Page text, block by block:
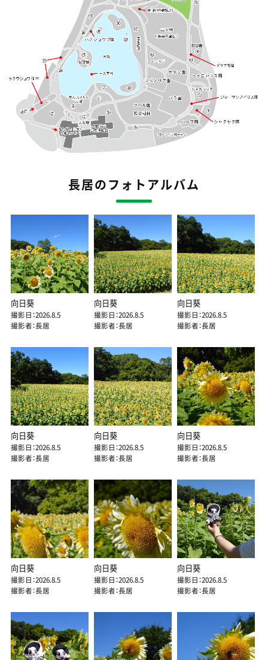
長居のフォトアルバム
向日葵
撮影日：2026.8.5
撮影者：長居
向日葵
撮影日：2026.8.5
撮影者：長居
向日葵
撮影日：2026.8.5
撮影者：長居
向日葵
撮影日：2026.8.5
撮影者：長居
向日葵
撮影日：2026.8.5
撮影者：長居
向日葵
撮影日：2026.8.5
撮影者：長居
向日葵
撮影日：2026.8.5
撮影者：長居
向日葵
撮影日：2026.8.5
撮影者：長居
向日葵
撮影日：2026.8.5
撮影者：長居